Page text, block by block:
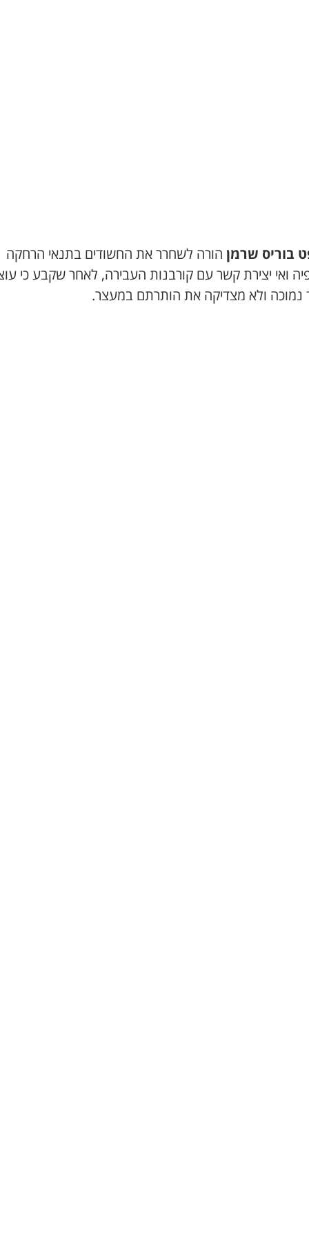
בוריס שרמן הורה לשחרר את החשודים בתנאי הרחקה
ואי יצירת קשר עם קורבנות העבירה, לאחר שקבע כי
ולא מצדיקה את הותרתם במעצר.